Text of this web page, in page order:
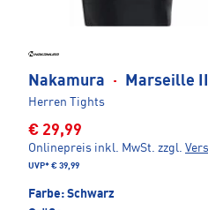
Nakamura · Marseille
Herren Tights
€ 29,99
Onlinepreis inkl. MwSt. zzgl.
UVP* € 39,99
Farbe: Schwarz